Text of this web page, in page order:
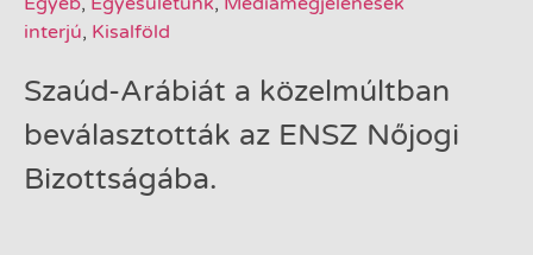
interjú, Kisalföld
Szaúd-Arábiát a közelmúltban
beválasztották az ENSZ Nőjogi
Bizottságába.